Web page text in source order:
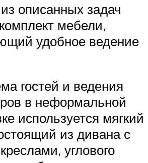
описанных задач
мебели,
удобное ведение
гостей и ведения
в неформальной
используется мягкий
из дивана с
углового